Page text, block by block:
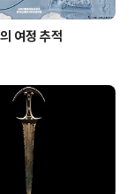
여정 추적